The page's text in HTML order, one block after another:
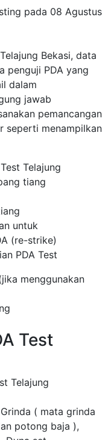
pada 08 Agustus
Bekasi, data
penguji PDA yang
dalam
jawab
pemancangan
seperti menampilkan
Telajung
tiang
untuk
(re-strike)
PDA Test
menggunakan
Test
Telajung
( mata grinda
potong baja ),